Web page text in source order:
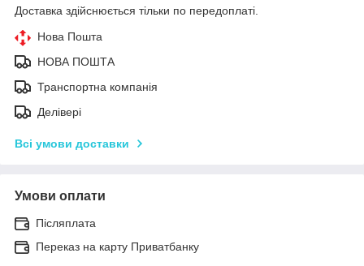
Доставка здійснюється тільки по передоплаті.
Нова Пошта
НОВА ПОШТА
Транспортна компанія
Делівері
Всі умови доставки
Умови оплати
Післяплата
Переказ на карту Приватбанку